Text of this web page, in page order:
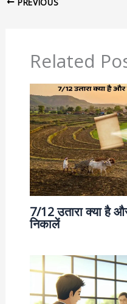
Related
7/12 उतारा क्या है
निकालें